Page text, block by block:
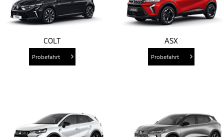
COLT
Probefahrt
ASX
Probefahrt